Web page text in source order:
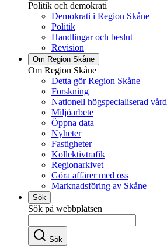
Politik och demokrati
Demokrati i Region Skåne
Politik
Handlingar och beslut
Revision
Om Region Skåne
Om Region Skåne
Detta gör Region Skåne
Forskning
Nationell högspecialiserad vård
Miljöarbete
Öppna data
Nyheter
Fastigheter
Kollektivtrafik
Regionarkivet
Göra affärer med oss
Marknadsföring av Skåne
Sök
Sök på webbplatsen
Sök